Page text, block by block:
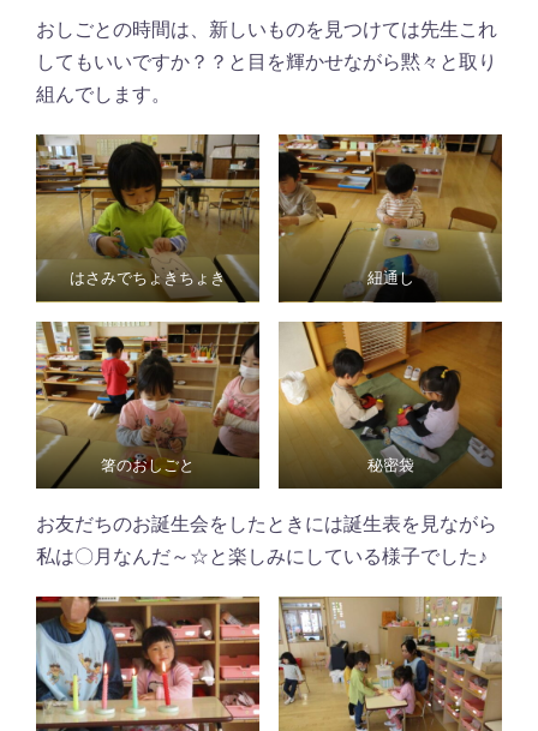
おしごとの時間は、新しいものを見つけては先生これ
してもいいですか？？と目を輝かせながら黙々と取り
組んでします。
はさみでちょきちょき 紐通し
箸のおしごと 秘密袋
お友だちのお誕生会をしたときには誕生表を見ながら
私は〇月なんだ～☆と楽しみにしている様子でした♪